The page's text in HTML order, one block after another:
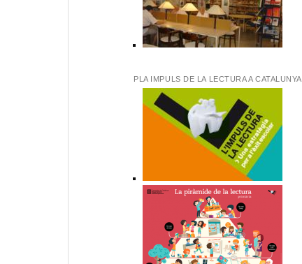
PLA IMPULS DE LA LECTURA A CATALUNYA